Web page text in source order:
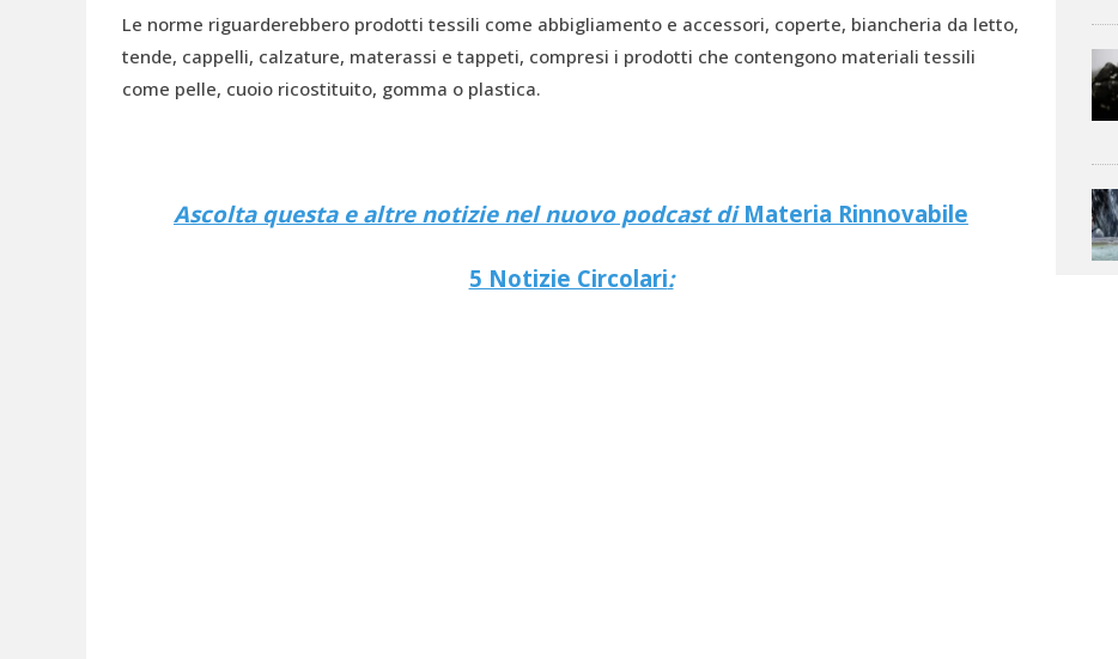
Le norme riguarderebbero prodotti tessili come abbigliamento e accessori, coperte, biancheria da letto,
tende, cappelli, calzature, materassi e tappeti, compresi i prodotti che contengono materiali tessili
come pelle, cuoio ricostituito, gomma o plastica.
Ascolta questa e altre notizie nel nuovo podcast di Materia Rinnovabile
5 Notizie Circolari: